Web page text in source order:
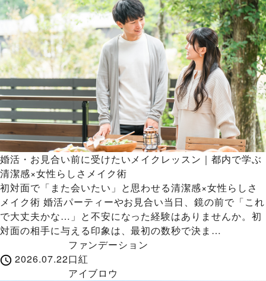
婚活・お見合い前に受けたいメイクレッスン｜都内で学ぶ
清潔感×女性らしさメイク術
初対面で「また会いたい」と思わせる清潔感×女性らしさ
メイク術 婚活パーティーやお見合い当日、鏡の前で「これ
で大丈夫かな…」と不安になった経験はありませんか。初
対面の相手に与える印象は、最初の数秒で決ま…
2026.07.22
ファンデーション
口紅
アイブロウ